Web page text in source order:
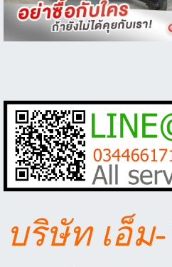
บริษัท เอ็ม-